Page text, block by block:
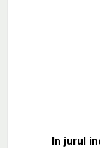
In jurul